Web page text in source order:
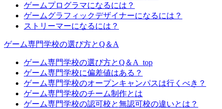
ゲームプログラマになるには？
ゲームグラフィックデザイナーになるには？
ストリーマーになるには？
ゲーム専門学校の選び方とQ＆A
ゲーム専門学校の選び方とQ＆A_top
ゲーム専門学校に偏差値はある？
ゲーム専門学校のオープンキャンパスは行くべき？
ゲーム専門学校のチーム制作とは
ゲーム専門学校の認可校と無認可校の違いとは？